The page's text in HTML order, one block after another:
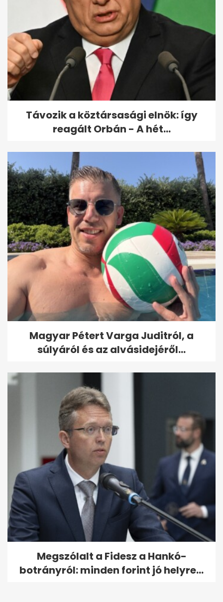
Távozik a köztársasági elnök: így
reagált Orbán - A hét...
Magyar Pétert Varga Juditról, a
súlyáról és az alvásidejéről...
Megszólalt a Fidesz a Hankó-
botrányról: minden forint jó helyre...